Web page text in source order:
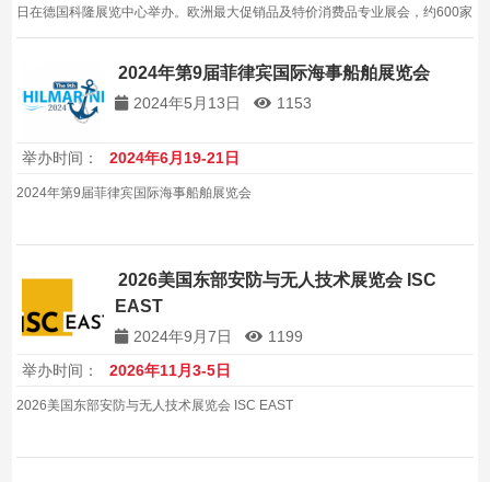
日在德国科隆展览中心举办。欧洲最大促销品及特价消费品专业展会，约600家
展商，30000平方米。
2024年第9届菲律宾国际海事船舶展览会
2024年5月13日 1153
举办时间： 2024年6月19-21日
2024年第9届菲律宾国际海事船舶展览会
2026美国东部安防与无人技术展览会 ISC
EAST
2024年9月7日
1199
举办时间：
2026年11月3-5日
2026美国东部安防与无人技术展览会 ISC EAST